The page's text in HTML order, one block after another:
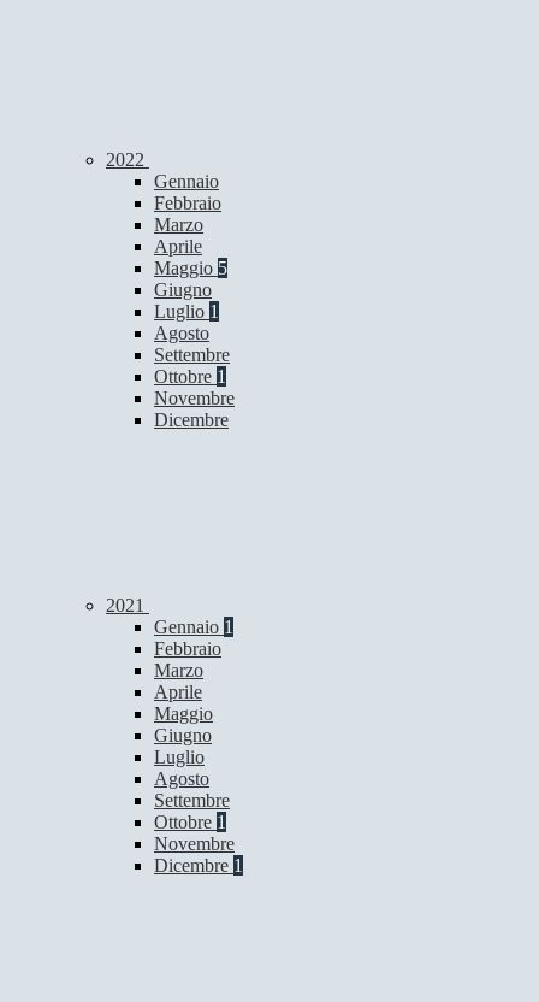
2022
Gennaio
Febbraio
Marzo
Aprile
Maggio 5
Giugno
Luglio 1
Agosto
Settembre
Ottobre 1
Novembre
Dicembre
2021
Gennaio 1
Febbraio
Marzo
Aprile
Maggio
Giugno
Luglio
Agosto
Settembre
Ottobre 1
Novembre
Dicembre 1